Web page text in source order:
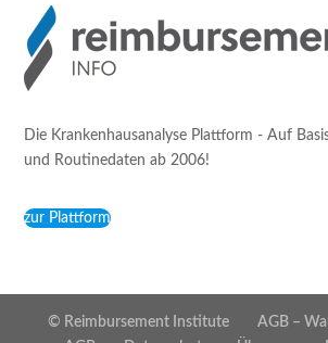
Die Krankenhausanalyse Plattform - Auf
und Routinedaten ab 2006!
zur Plattform
© Reimbursement Institute
AGB –